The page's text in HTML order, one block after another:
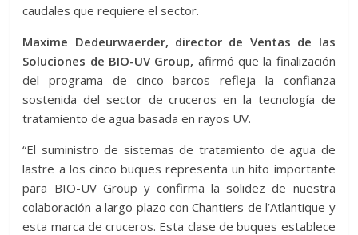
caudales que requiere el sector.
Maxime Dedeurwaerder, director de Ventas de las
Soluciones de BIO-UV Group, afirmó que la finalización
del programa de cinco barcos refleja la confianza
sostenida del sector de cruceros en la tecnología de
tratamiento de agua basada en rayos UV.
“El suministro de sistemas de tratamiento de agua de
lastre a los cinco buques representa un hito importante
para BIO-UV Group y confirma la solidez de nuestra
colaboración a largo plazo con Chantiers de l’Atlantique y
esta marca de cruceros. Esta clase de buques establece